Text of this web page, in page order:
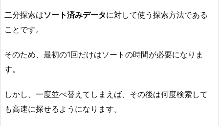
二分探索はソート済みデータに対して使う探索方法である
ことです。
そのため、最初の1回だけはソートの時間が必要になりま
す。
しかし、一度並べ替えてしまえば、その後は何度検索して
も高速に探せるようになります。